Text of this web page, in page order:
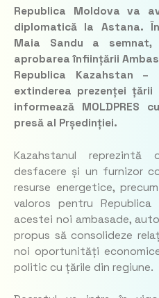
Republica Moldova va
diplomatică la Astana.
Maia Sandu a semnat,
aprobarea înființării
Republica Kazahstan
extinderea prezenței
informează MOLDPRES
presă al Prședinției.
Kazahstanul
desfacere și un furnizor
resurse energetice,
valoros pentru Republica
acestei noi ambasade,
propus să consolideze
noi oportunități
politic cu țările din regiune.